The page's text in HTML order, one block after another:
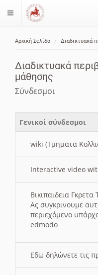
$langMenu
Αρχική Σελίδα Διαδικτυακά
Διαδικτυακά
μάθησης
Σύνδεσμοι
Γενικοί σύνδεσμοι
wiki (Τμηματα
Interactive video
Βικιπαιδεια
Ας συγκρινουμε
περιεχόμενο
edmodo
Εδω δηλώνετε τις